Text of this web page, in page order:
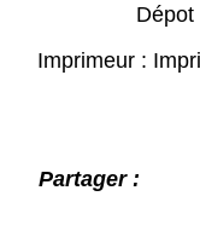
Dépot
Imprimeur :
Partager :